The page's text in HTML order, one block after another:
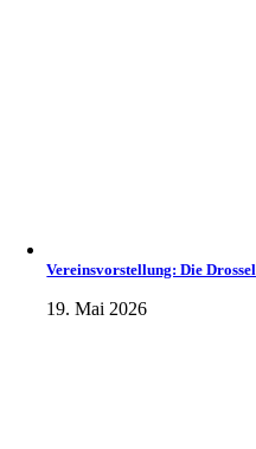
Vereinsvorstellung: Die Drossel
19. Mai 2026